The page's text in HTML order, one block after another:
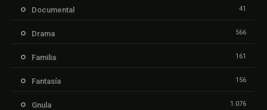
Documental 41
Drama 566
Familia 161
Fantasía 156
Gnula 1.076